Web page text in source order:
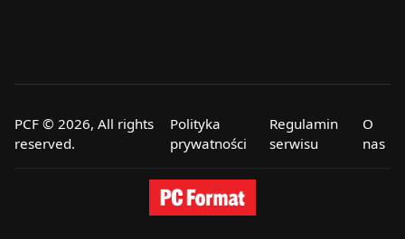
PCF © 2026, All rights
reserved.
Polityka
prywatności
Regulamin
serwisu
O
nas